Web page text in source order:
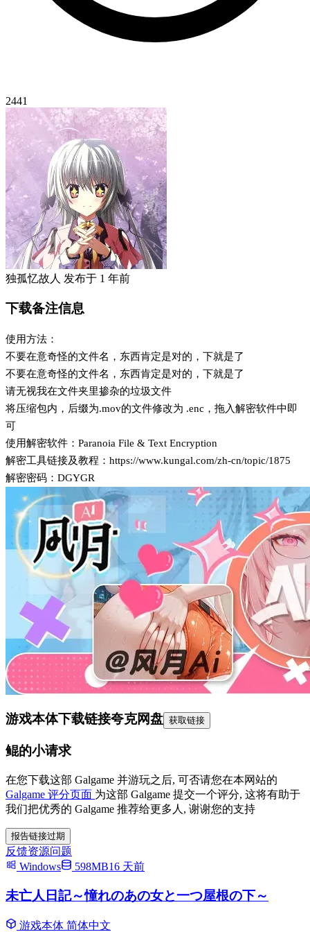
2441
独孤忆故人 发布于 1 年前
下载备注信息
使用方法：
不要在意奇怪的文件名，东西肯定是对的，下就是了
不要在意奇怪的文件名，东西肯定是对的，下就是了
请无视我在文件夹里掺杂的垃圾文件
将压缩包内，后缀为.mov的文件修改为 .enc，拖入解密软件中即
可
使用解密软件：Paranoia File & Text Encryption
解密工具链接及教程：https://www.kungal.com/zh-cn/topic/1875
解密密码：DGYGR
游戏本体下载链接夸克网盘 获取链接
鲲的小请求
在您下载这部 Galgame 并游玩之后, 可否请您在本网站的
Galgame 评分页面 为这部 Galgame 提交一个评分, 这将有助于
我们把优秀的 Galgame 推荐给更多人, 谢谢您的支持
报告链接过期
反馈资源问题
Windows
598MB16 天前
未亡人日記～憧れのあの女と一つ屋根の下～
游戏本体 简体中文